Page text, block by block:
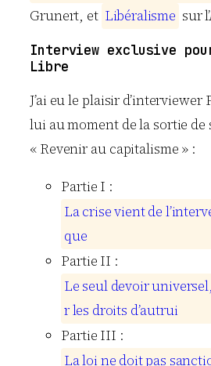
Grunert, et Libéralisme sur
Interview exclusive
Libre
J’ai eu le plaisir d’interviewer
lui au moment de la sortie de
« Revenir au capitalisme » :
Partie I :
Lacrisevientde l’interv
que
Partie II :
Le seul devoiruniversel,
rles droits d’autrui
Partie III :
Laloine doitpas sancti